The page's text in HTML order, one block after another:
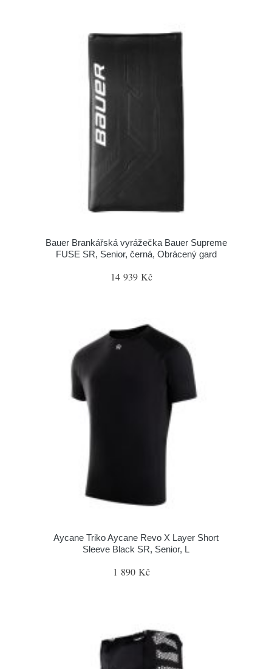
Bauer Brankářská vyrážečka Bauer Supreme
FUSE SR, Senior, černá, Obrácený gard
14 939 Kč
Aycane Triko Aycane Revo X Layer Short
Sleeve Black SR, Senior, L
1 890 Kč